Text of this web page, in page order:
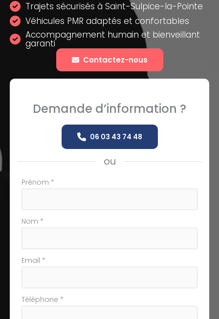
Trajets sécurisés à Saint-Sulpice-la-Pointe
Véhicules PMR adaptés et confortables
Accompagnement humain et bienveillant
garanti
Contactez-nous
Demande d’information ?
06 03 43 74 48
ou
Formulaire
téléphone
Prénom *
Nom *
Email *
Téléphone *